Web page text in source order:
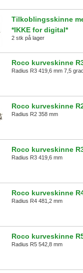
Tilkoblingsskinne
*IKKE for digital*
2 stk på lager
Roco kurveskinne
Radius R3 419,6 mm 7,5
Roco kurveskinne
Radius R2 358 mm
Roco kurveskinne
Radius R3 419,6 mm
Roco kurveskinne
Radius R4 481,2 mm
Roco kurveskinne
Radius R5 542,8 mm